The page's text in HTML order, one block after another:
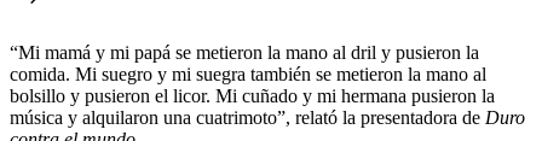
“Mi mamá y mi papá se metieron la mano al dril y pusieron la
comida. Mi suegro y mi suegra también se metieron la mano al
bolsillo y pusieron el licor. Mi cuñado y mi hermana pusieron la
música y alquilaron una cuatrimoto”, relató la presentadora de Duro